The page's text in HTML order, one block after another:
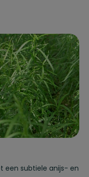
een subtiele anijs- en